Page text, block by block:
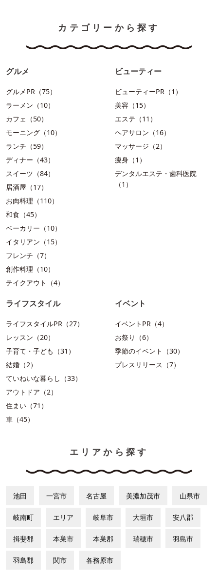
カテゴリーから探す
グルメ
グルメPR（75）
ラーメン（10）
カフェ（50）
モーニング（10）
ランチ（59）
ディナー（43）
スイーツ（84）
居酒屋（17）
お肉料理（110）
和食（45）
ベーカリー（10）
イタリアン（15）
フレンチ（7）
創作料理（10）
テイクアウト（4）
ビューティー
ビューティーPR（1）
美容（15）
エステ（11）
ヘアサロン（16）
マッサージ（2）
痩身（1）
デンタルエステ・歯科医院
（1）
ライフスタイル
ライフスタイルPR（27）
レッスン（20）
子育て・子ども（31）
結婚（2）
ていねいな暮らし（33）
アウトドア（2）
住まい（71）
車（45）
イベント
イベントPR（4）
お祭り（6）
季節のイベント（30）
プレスリリース（7）
エリアから探す
池田 一宮市 名古屋 美濃加茂市 山県市
岐南町 エリア 岐阜市 大垣市 安八郡
揖斐郡 本巣市 本巣郡 瑞穂市 羽島市
羽島郡 関市 各務原市